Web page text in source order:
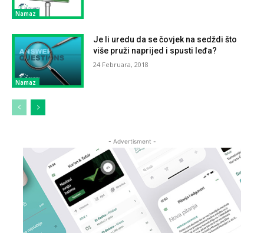
Namaz
Namaz
Je li uredu da se čovjek na sedždi što
više pruži naprijed i spusti leđa?
24 Februara, 2018
- Advertisment -